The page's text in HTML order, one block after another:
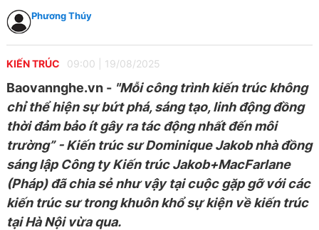
Phương Thúy
KIẾN TRÚC 09:00 19/08/2025
Baovannghe.vn - "Mỗi công trình kiến trúc không
chỉ thể hiện sự bứt phá, sáng tạo, linh động đồng
thời đảm bảo ít gây ra tác động nhất đến môi
trường” - Kiến trúc sư Dominique Jakob nhà đồng
sáng lập Công ty Kiến trúc Jakob+MacFarlane
(Pháp) đã chia sẻ như vậy tại cuộc gặp gỡ với các
kiến trúc sư trong khuôn khổ sự kiện về kiến trúc
tại Hà Nội vừa qua.